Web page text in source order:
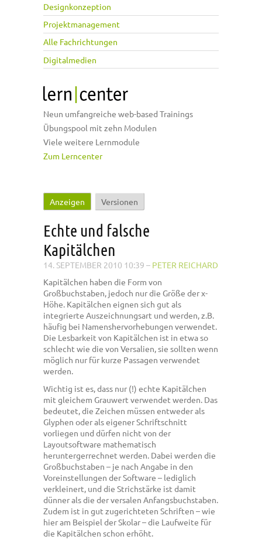
Designkonzeption
Projektmanagement
Alle Fachrichtungen
Digitalmedien
Neun umfangreiche web-based Trainings
Übungspool mit zehn Modulen
Viele weitere Lernmodule
Zum Lerncenter
Haupt-Reiter
Anzeigen (aktiver Reiter)
Versionen
Echte und falsche
Kapitälchen
14. SEPTEMBER 2010 10:39 – PETER REICHARD
Kapitälchen haben die Form von
Großbuchstaben, jedoch nur die Größe der x-
Höhe. Kapitälchen eignen sich gut als
integrierte Auszeichnungsart und werden, z.B.
häufig bei Namenshervorhebungen verwendet.
Die Lesbarkeit von Kapitälchen ist in etwa so
schlecht wie die von Versalien, sie sollten wenn
möglich nur für kurze Passagen verwendet
werden.
Wichtig ist es, dass nur (!) echte Kapitälchen
mit gleichem Grauwert verwendet werden. Das
bedeutet, die Zeichen müssen entweder als
Glyphen oder als eigener Schriftschnitt
vorliegen und dürfen nicht von der
Layoutsoftware mathematisch
heruntergerrechnet werden. Dabei werden die
Großbuchstaben – je nach Angabe in den
Voreinstellungen der Software – lediglich
verkleinert, und die Strichstärke ist damit
dünner als die der versalen Anfangsbuchstaben.
Zudem ist in gut zugerichteten Schriften – wie
hier am Beispiel der Skolar – die Laufweite für
die Kapitälchen schon erhöht.